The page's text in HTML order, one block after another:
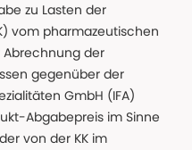
zu Lasten der
vom pharmazeutischen
Abrechnung der
gegenüber der
GmbH (IFA)
Abgabepreis im Sinne
der von der KK im